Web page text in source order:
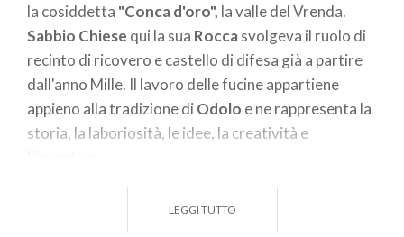
la cosiddetta "Conca d'oro", la valle del Vrenda.
Sabbio Chiese qui la sua Roccasvolgeva il ruolo di
recinto di ricovero e castello di difesa già a partire
dall'anno Mille. Il lavoro delle fucine appartiene
appieno alla tradizione di Odolo e ne rappresenta la
storia, la laboriosità, le idee, la creatività e
Roè Volciano
LEGGI TUTTO